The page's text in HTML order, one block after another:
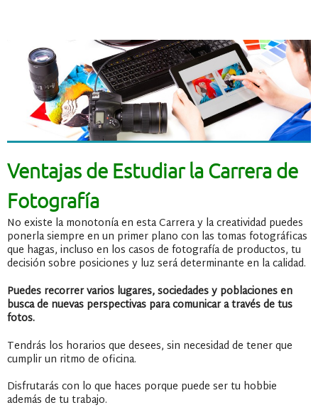
Ventajas de Estudiar la Carrera de
Fotografía
No existe la monotonía en esta Carrera y la creatividad puedes
ponerla siempre en un primer plano con las tomas fotográficas
que hagas, incluso en los casos de fotografía de productos, tu
decisión sobre posiciones y luz será determinante en la calidad.
Puedes recorrer varios lugares, sociedades y poblaciones en
busca de nuevas perspectivas para comunicar a través de tus
fotos.
Tendrás los horarios que desees, sin necesidad de tener que
cumplir un ritmo de oficina.
Disfrutarás con lo que haces porque puede ser tu hobbie
además de tu trabajo.